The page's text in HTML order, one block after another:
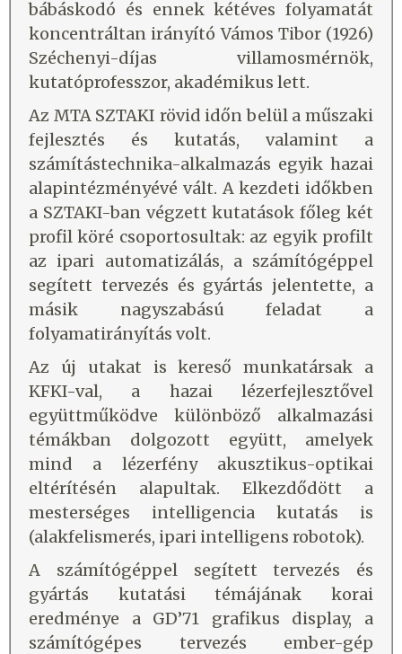
bábáskodó és ennek kétéves folyamatát
koncentráltan irányító Vámos Tibor (1926)
Széchenyi-díjas villamosmérnök,
kutatóprofesszor, akadémikus lett.
Az MTA SZTAKI rövid időn belül a műszaki
fejlesztés és kutatás, valamint a
számítástechnika-alkalmazás egyik hazai
alapintézményévé vált. A kezdeti időkben
a SZTAKI-ban végzett kutatások főleg két
profil köré csoportosultak: az egyik profilt
az ipari automatizálás, a számítógéppel
segített tervezés és gyártás jelentette, a
másik nagyszabású feladat a
folyamatirányítás volt.
Az új utakat is kereső munkatársak a
KFKI-val, a hazai lézerfejlesztővel
együttműködve különböző alkalmazási
témákban dolgozott együtt, amelyek
mind a lézerfény akusztikus-optikai
eltérítésén alapultak. Elkezdődött a
mesterséges intelligencia kutatás is
(alakfelismerés, ipari intelligens robotok).
A számítógéppel segített tervezés és
gyártás kutatási témájának korai
eredménye a GD’71 grafikus display, a
számítógépes tervezés ember-gép